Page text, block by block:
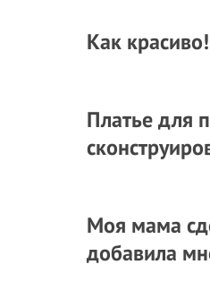
Как
Платье для
Моя мама
добавила